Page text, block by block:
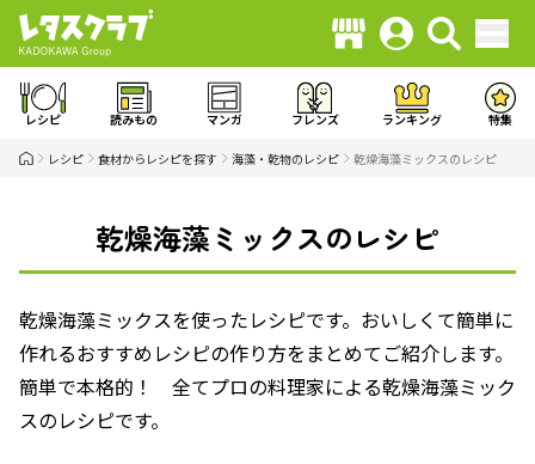
レシピ 読みもの マンガ フレンズ ランキング 特集
レシピ 食材からレシピを探す 海藻・乾物のレシピ 乾燥海藻ミックスのレシピ
乾燥海藻ミックスのレシピ
乾燥海藻ミックスを使ったレシピです。おいしくて簡単に
作れるおすすめレシピの作り方をまとめてご紹介します。
簡単で本格的！ 全てプロの料理家による乾燥海藻ミック
スのレシピです。